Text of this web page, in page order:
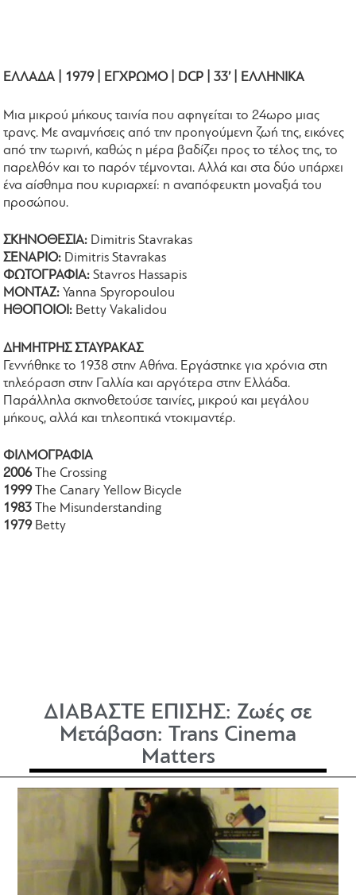
ΕΛΛΑΔΑ | 1979 | ΕΓΧΡΩΜΟ | DCP | 33’ | ΕΛΛΗΝΙΚΑ
Μια μικρού μήκους ταινία που αφηγείται το 24ωρο μιας
τρανς. Με αναμνήσεις από την προηγούμενη ζωή της, εικόνες
από την τωρινή, καθώς η μέρα βαδίζει προς το τέλος της, το
παρελθόν και το παρόν τέμνονται. Αλλά και στα δύο υπάρχει
ένα αίσθημα που κυριαρχεί: η αναπόφευκτη μοναξιά του
προσώπου.
ΣΚΗΝΟΘΕΣΙΑ: Dimitris Stavrakas
ΣΕΝΑΡΙΟ: Dimitris Stavrakas
ΦΩΤΟΓΡΑΦΙΑ:Stavros Hassapis
ΜΟΝΤΑΖ: Yanna Spyropoulou
ΗΘΟΠΟΙΟΙ: Betty Vakalidou
ΔΗΜΗΤΡΗΣ ΣΤΑΥΡΑΚΑΣ
Γεννήθηκε το 1938 στην Αθήνα. Εργάστηκε για χρόνια στη
τηλεόραση στην Γαλλία και αργότερα στην Ελλάδα.
Παράλληλα σκηνοθετούσε ταινίες, μικρού και μεγάλου
μήκους, αλλά και τηλεοπτικά ντοκιμαντέρ.
ΦΙΛΜΟΓΡΑΦΙΑ
2006
The Crossing
1999
The Canary Yellow Bicycle
1983
The Misunderstanding
1979 Betty
ΔΙΑΒΑΣΤΕ ΕΠΙΣΗΣ: Ζωές σε
Μετάβαση: Trans Cinema
Matters